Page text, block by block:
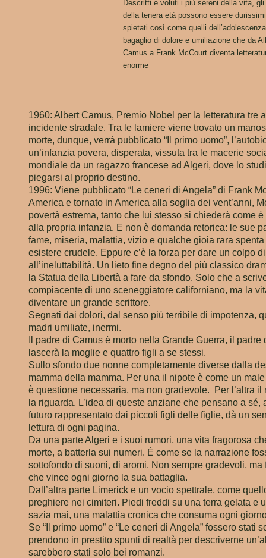
Descritti e voluti i più sereni della vita, gli
della tenera età possono essere
spietati così come quelli
bagaglio di dolore e umiliazione che da
Camus a Frank McCourt diventa
enorme
1960: Albert Camus, Premio Nobel per la letteratura tre
incidente stradale. Tra le lamiere viene trovato un
morte, dunque, verrà pubblicato “Il primo uomo”,
un’infanzia povera, disperata, vissuta tra le macerie
mondiale da un ragazzo francese ad Algeri, dove lo
piegarsi al proprio destino.
1996: Viene pubblicato “Le ceneri di Angela” di Frank
America e tornato in America alla soglia dei vent’anni,
povertà estrema, tanto che lui stesso si chiederà come
alla propria infanzia. E non è domanda retorica: le sue
fame, miseria, malattia, vizio e qualche gioia rara
esistere crudele. Eppure c’è la forza per dare un colpo
all’ineluttabilità. Un lieto fine degno del più classico
la Statua della Libertà a fare da sfondo. Solo che a
compiacente di uno sceneggiatore californiano, ma la
diventare un grande scrittore.
Segnati dai dolori, dal senso più terribile di impotenza,
madri umiliate, inermi.
Il padre di Camus è morto nella Grande Guerra, il
lascerà la moglie e quattro figli a se stessi.
Sullo sfondo due nonne completamente diverse dalla
mamma della mamma. Per una il nipote è come un
è questione necessaria, ma non gradevole. Per l’altra il
la riguarda. L’idea di queste anziane che pensano a sé,
futuro rappresentato dai piccoli figli delle figlie, dà un
lettura di ogni pagina.
Da una parte Algeri e i suoi rumori, una vita fragorosa
morte, a batterla sui numeri. È come se la narrazione
sottofondo di suoni, di aromi. Non sempre gradevoli, ma
che vince ogni giorno la sua battaglia.
Dall’altra parte Limerick e un vocio spettrale, come
preghiere nei cimiteri. Piedi freddi su una terra gelata e
sazia mai, una malattia cronica che consuma ogni
Se “Il primo uomo” e “Le ceneri di Angela” fossero stati
prendono in prestito spunti di realtà per descriverne
sarebbero stati solo bei romanzi.